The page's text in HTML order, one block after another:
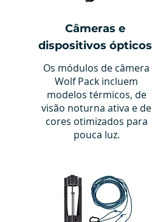
Câmeras e
dispositivos ópticos
Os módulos de câmera
Wolf Pack incluem
modelos térmicos, de
visão noturna ativa e de
cores otimizados para
pouca luz.